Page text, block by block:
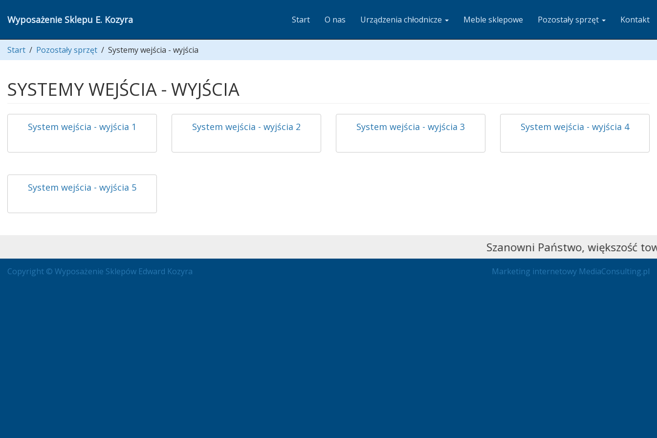
Wyposażenie Sklepu E. Kozyra Start O nas Urządzenia chłodnicze Meble sklepowe Pozostały sprzęt Kontakt
Start / Pozostały sprzęt / Systemy wejścia - wyjścia
SYSTEMY WEJŚCIA - WYJŚCIA
System wejścia - wyjścia 1 System wejścia - wyjścia 2 System wejścia - wyjścia 3 System wejścia - wyjścia 4
System wejścia - wyjścia 5
Szanowni Państwo, większość
Copyright © Wyposażenie Sklepów Edward Kozyra Marketing internetowy MediaConsulting.pl